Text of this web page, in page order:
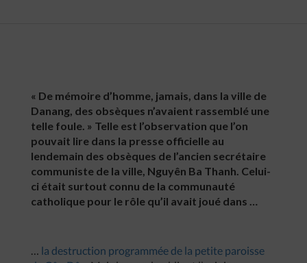
« De mémoire d’homme, jamais, dans la ville de
Danang, des obsèques n’avaient rassemblé une
telle foule. » Telle est l’observation que l’on
pouvait lire dans la presse officielle au
lendemain des obsèques de l’ancien secrétaire
communiste de la ville, Nguyên Ba Thanh. Celui-
ci était surtout connu de la communauté
catholique pour le rôle qu’il avait joué dans …
… la destruction programmée de la petite paroisse